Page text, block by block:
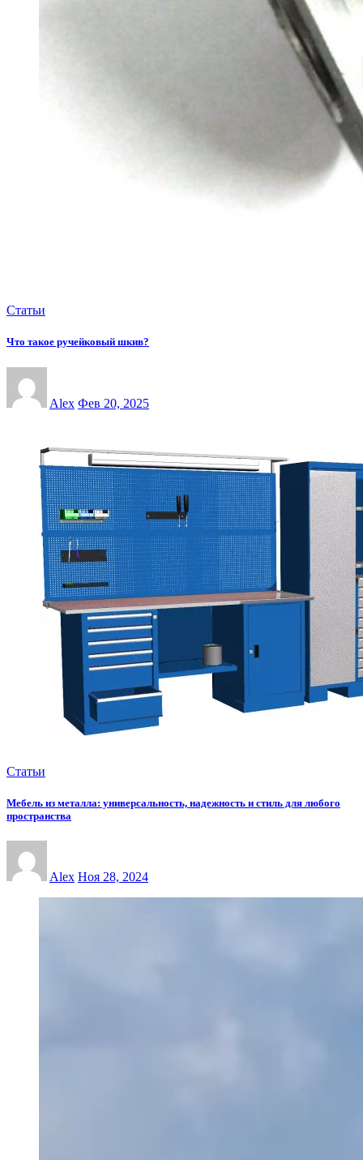
Статьи
Что такое ручейковый шкив?
Alex Фев 20, 2025
Статьи
Мебель из металла: универсальность, надежность и стиль для любого
пространства
Alex Ноя 28, 2024